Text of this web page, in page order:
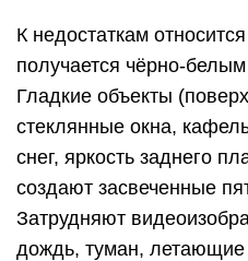
К недостаткам
получается чёрно-
Гладкие объекты
стеклянные окна,
снег, яркость заднего
создают засвеченные
Затрудняют
дождь, туман,